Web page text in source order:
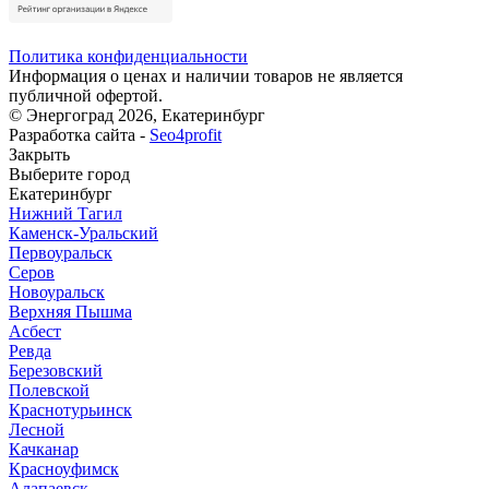
Политика конфиденциальности
Информация о ценах и наличии товаров не является
публичной офертой.
© Энергоград 2026, Екатеринбург
Разработка сайта - Seo4profit
Закрыть
Выберите город
Екатеринбург
Нижний Тагил
Каменск-Уральский
Первоуральск
Серов
Новоуральск
Верхняя Пышма
Асбест
Ревда
Березовский
Полевской
Краснотурьинск
Лесной
Качканар
Красноуфимск